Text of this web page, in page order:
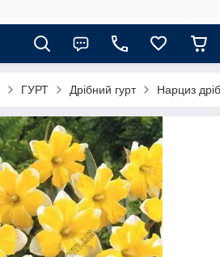
ГУРТ Дрібний гурт Нарциз